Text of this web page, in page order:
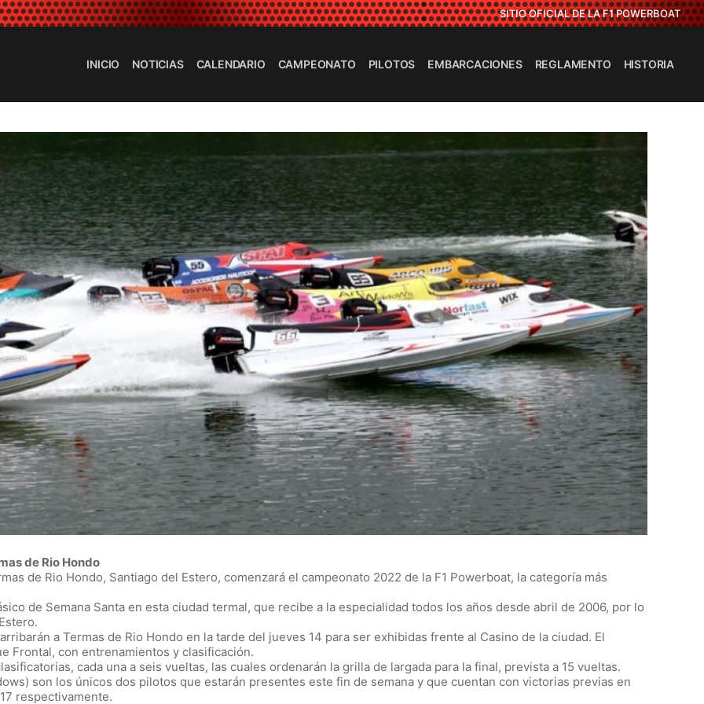
SITIO OFICIAL DE LA F1 POWERBOAT
INICIO NOTICIAS CALENDARIO CAMPEONATO PILOTOS EMBARCACIONES REGLAMENTO HISTORIA
de Rio Hondo
de Rio Hondo, Santiago del Estero, comenzará el campeonato 2022 de la F1 Powerboat, la categoría más
de Semana Santa en esta ciudad termal, que recibe a la especialidad todos los años desde abril de 2006, por lo
a Termas de Rio Hondo en la tarde del jueves 14 para ser exhibidas frente al Casino de la ciudad. El
Frontal, con entrenamientos y clasificación.
cada una a seis vueltas, las cuales ordenarán la grilla de largada para la final, prevista a 15 vueltas.
son los únicos dos pilotos que estarán presentes este fin de semana y que cuentan con victorias previas en
respectivamente.